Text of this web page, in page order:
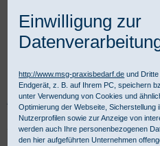
Praxisbedarf Shop Verbandmittel
Fixiervlies und Folienverband
Einwilligung zur
http://www.msg-praxisbedarf.de und
Endgerät, z. B. auf Ihrem PC, speichern
unter Verwendung von Cookies und
Optimierung der Webseite,
Nutzerprofilen sowie zur Anzeige von
werden auch Ihre personenbezogenen
den hier aufgeführten Unternehmen